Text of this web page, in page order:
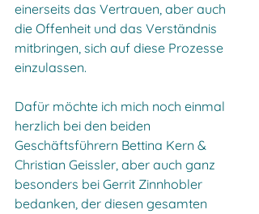
einerseits das Vertrauen, aber auch
die Offenheit und das Verständnis
mitbringen, sich auf diese Prozesse
einzulassen.
Dafür möchte ich mich noch einmal
herzlich bei den beiden
Geschäftsführern Bettina Kern &
Christian Geissler, aber auch ganz
besonders bei Gerrit Zinnhobler
bedanken, der diesen gesamten